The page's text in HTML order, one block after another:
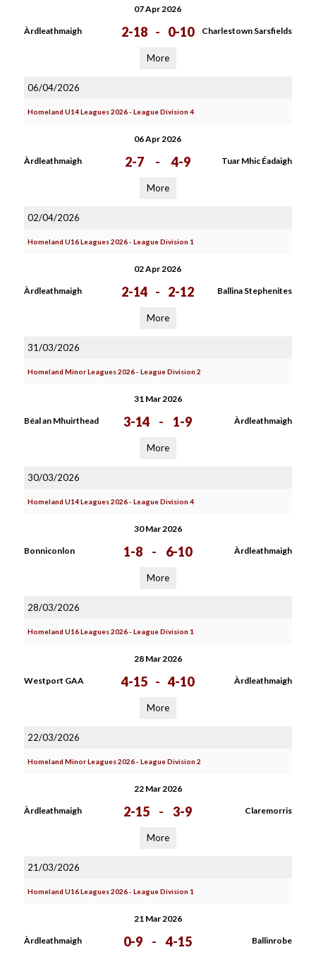
07 Apr 2026
Àrdleathmaigh 2-18 - 0-10 Charlestown Sarsfields
More
06/04/2026
Homeland U14 Leagues 2026 - League Division 4
06 Apr 2026
Àrdleathmaigh 2-7 - 4-9 Tuar Mhic Éadaigh
More
02/04/2026
Homeland U16 Leagues 2026 - League Division 1
02 Apr 2026
Àrdleathmaigh 2-14 - 2-12 Ballina Stephenites
More
31/03/2026
Homeland Minor Leagues 2026 - League Division 2
31 Mar 2026
Béal an Mhuirthead 3-14 - 1-9 Àrdleathmaigh
More
30/03/2026
Homeland U14 Leagues 2026 - League Division 4
30 Mar 2026
Bonniconlon 1-8 - 6-10 Àrdleathmaigh
More
28/03/2026
Homeland U16 Leagues 2026 - League Division 1
28 Mar 2026
Westport GAA 4-15 - 4-10 Àrdleathmaigh
More
22/03/2026
Homeland Minor Leagues 2026 - League Division 2
22 Mar 2026
Àrdleathmaigh 2-15 - 3-9 Claremorris
More
21/03/2026
Homeland U16 Leagues 2026 - League Division 1
21 Mar 2026
Àrdleathmaigh 0-9 - 4-15 Ballinrobe